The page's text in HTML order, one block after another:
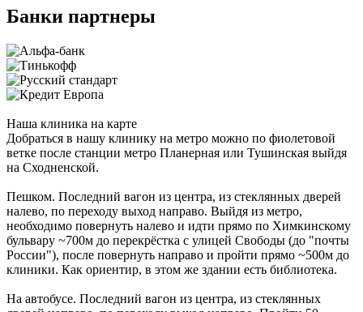
Банки партнеры
Наша клиника на карте
Добраться в нашу клинику на метро можно по фиолетовой
ветке после станции метро Планерная или Тушинская выйдя
на Сходненской.
Пешком. Последний вагон из центра, из стеклянных дверей
налево, по переходу выход направо. Выйдя из метро,
необходимо повернуть налево и идти прямо по Химкинскому
бульвару ~700м до перекрёстка с улицей Свободы (до "почты
России"), после повернуть направо и пройти прямо ~500м до
клиники. Как ориентир, в этом же здании есть библиотека.
На автобусе. Последний вагон из центра, из стеклянных